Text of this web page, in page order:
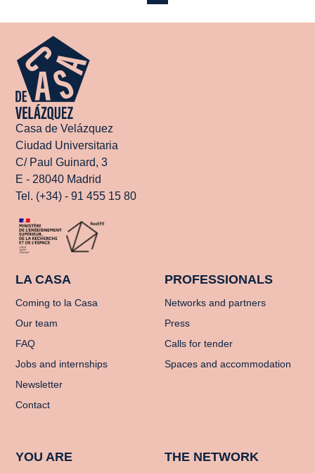
Casa de Velázquez
Ciudad Universitaria
C/ Paul Guinard, 3
E - 28040 Madrid
Tel. (+34) - 91 455 15 80
LA CASA
Coming to la Casa
Our team
FAQ
Jobs and internships
Newsletter
Contact
PROFESSIONALS
Networks and partners
Press
Calls for tender
Spaces and accommodation
YOU ARE THE NETWORK